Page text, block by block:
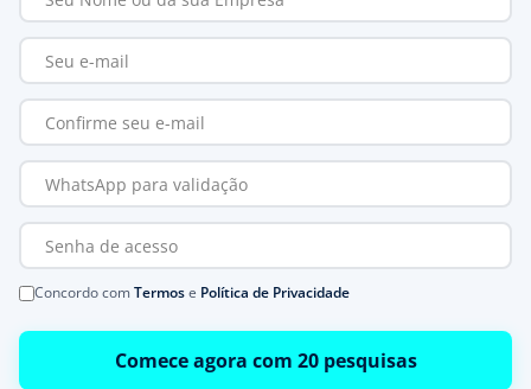
Concordo comTermose Política de Privacidade
Comece agora com 20 pesquisas